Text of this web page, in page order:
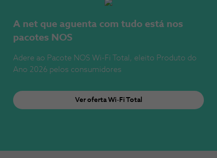
A net que aguenta com tudo está nos
pacotes NOS
Adere ao Pacote NOS Wi-Fi Total, eleito Produto do
Ano 2026 pelos consumidores
Ver oferta Wi-Fi Total